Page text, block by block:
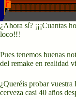
¿Ahora sí? ¡¡¡Cuantas
loco!!!
Pues tenemos buenas
del remake en realidad
¿Queréis probar
cerveza casi 40 años